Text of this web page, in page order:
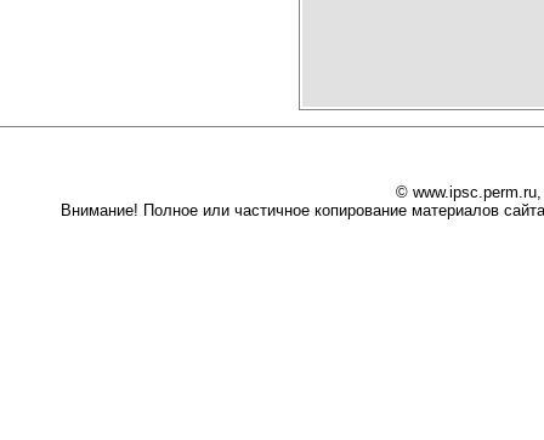
©
Внимание! Полное или частичное копирование материалов